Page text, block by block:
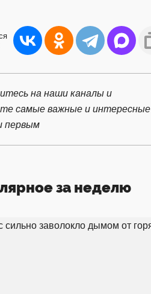
на наши каналы и
самые важные и интересные
первым
за неделю